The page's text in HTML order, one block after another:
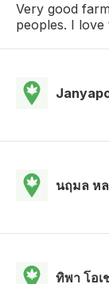
Very good
peoples. I love
นฤมล ห
ทิพา โอเ